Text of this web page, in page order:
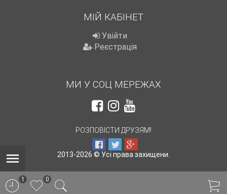
МІЙ КАБІНЕТ
Увійти
Реєстрація
МИ У СОЦ МЕРЕЖАХ
РОЗПОВІСТИ ДРУЗЯМ!
2013-2026 © Усі права захищени.
1 0